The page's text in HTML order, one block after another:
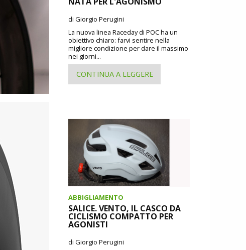
di Giorgio Perugini
La nuova linea Raceday di POC ha un
obiettivo chiaro: farvi sentire nella
migliore condizione per dare il massimo
nei giorni...
CONTINUA A LEGGERE
ABBIGLIAMENTO
SALICE. VENTO, IL CASCO DA
CICLISMO COMPATTO PER
AGONISTI
di Giorgio Perugini